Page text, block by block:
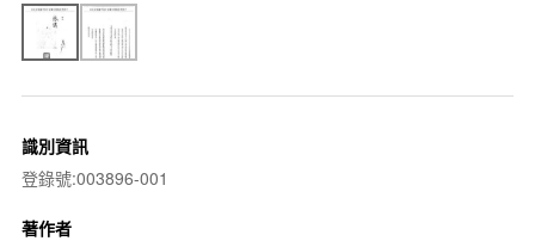
識別資訊
登錄號:003896-001
著作者